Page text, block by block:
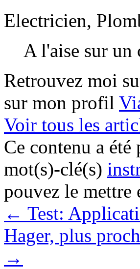
Electricien,
A l'aise sur un
Retrouvez moi
sur mon profil
Voir tous les
Ce contenu a
mot(s)-clé(s)
pouvez le
← Test:
Hager, plus
→